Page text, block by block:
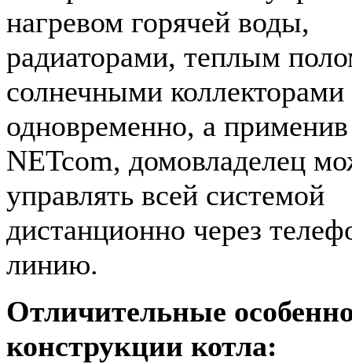
нагревом горячей воды,
радиаторами, теплым
солнечными коллекторами
одновременно, а
NETcom, домовладелец
управлять всей системой
дистанционно через
линию.
Отличительные
конструкции котла: